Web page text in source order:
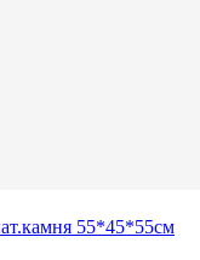
55*45*55см